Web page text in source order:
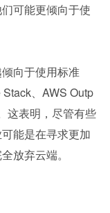
可能更倾向于使
向于使用标准
、AWS Outp
这表明，尽管有些
能是在寻求更加
放弃云端。